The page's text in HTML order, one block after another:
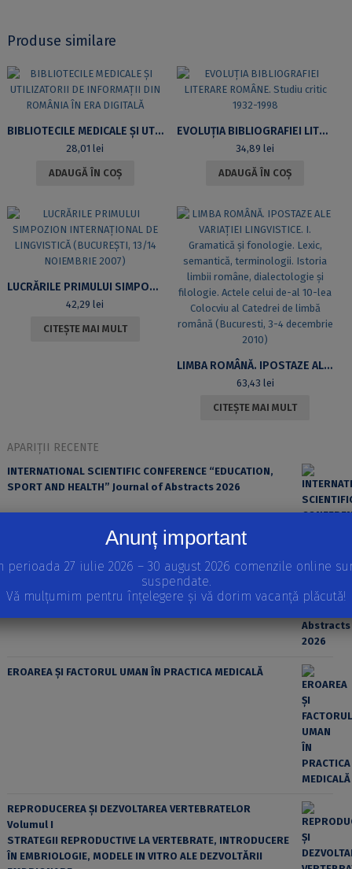
Produse similare
BIBLIOTECILE MEDICALE ȘI UTILIZATORII DE INFORMAȚII DIN ROMÂNIA ÎN ERA DIGITALĂ
28,01lei
ADAUGĂ ÎN COȘ
EVOLUȚIA BIBLIOGRAFIEI LITERARE ROMÂNE. STUDIU CRITIC 1932-1998
34,89lei
ADAUGĂ ÎN COȘ
LUCRĂRILE PRIMULUI SIMPOZION INTERNAȚIONAL DE LINGVISTICĂ (BUCUREȘTI, 13/14 NOIEMBRIE 2007)
42,29lei
CITEȘTE MAI MULT
LIMBA ROMÂNĂ. IPOSTAZE ALE VARIAȚIEI LINGVISTICE. I. GRAMATICĂ ȘI FONOLOGIE. LEXIC, SEMANTICĂ, TERMINOLOGII. ISTORIA LIMBII ROMÂNE, DIALECTOLOGIE ȘI FILOLOGIE. ACTELE CELUI DE-AL 10-LEA COLOCVIU AL CATEDREI DE LIMBĂ ROMÂNĂ (BUCURESTI, 3-4 DECEMBRIE 2010)
63,43 lei
CITEȘTE MAI MULT
APARIȚII RECENTE
INTERNATIONAL SCIENTIFIC CONFERENCE “EDUCATION,
SPORT AND HEALTH” Journal of Abstracts 2026
EROAREA ȘI FACTORUL UMAN ÎN PRACTICA MEDICALĂ
REPRODUCEREA ȘI DEZVOLTAREA VERTEBRATELOR
Volumul I
STRATEGII REPRODUCTIVE LA VERTEBRATE, INTRODUCERE
ÎN EMBRIOLOGIE, MODELE IN VITRO ALE DEZVOLTĂRII
Anunț important
perioada 27 iulie 2026 – 30 august 2026 comenzile online
suspendate.
Vă mulțumim pentru înțelegere și vă dorim vacanță plăcută!